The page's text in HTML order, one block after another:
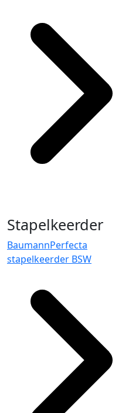
Stapelkeerder
BaumannPerfecta
stapelkeerder BSW